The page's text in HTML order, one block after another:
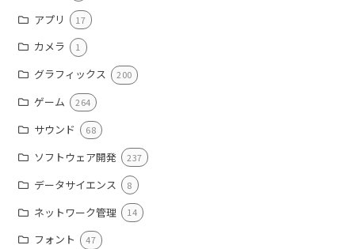
アプリ 17
カメラ 1
グラフィックス 200
ゲーム 264
サウンド 68
ソフトウェア開発 237
データサイエンス 8
ネットワーク管理 14
フォント 47